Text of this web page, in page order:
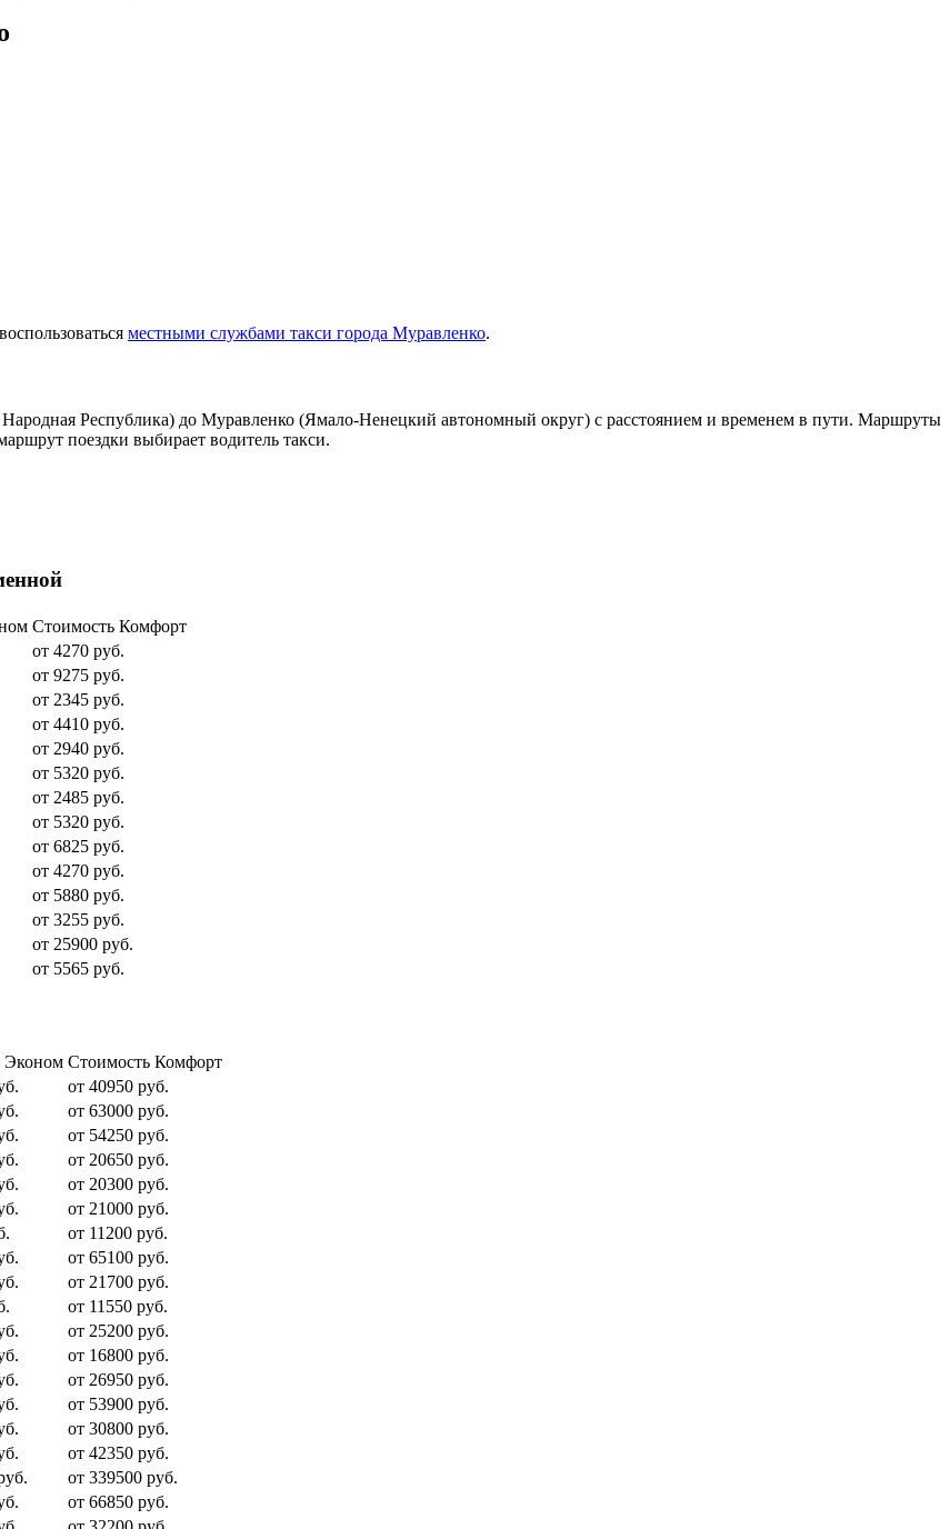
местными службами такси города Муравленко.
Республика) до Муравленко (Ямало-Ненецкий автономный округ) с расстоянием и временем в пути. Маршруты
поездки выбирает водитель такси.
Стоимость Комфорт
от 4270 руб.
от 9275 руб.
от 2345 руб.
от 4410 руб.
от 2940 руб.
от 5320 руб.
от 2485 руб.
от 5320 руб.
от 6825 руб.
от 4270 руб.
от 5880 руб.
от 3255 руб.
от 25900 руб.
от 5565 руб.
Эконом Стоимость Комфорт
от 40950 руб.
от 63000 руб.
от 54250 руб.
от 20650 руб.
от 20300 руб.
от 21000 руб.
от 11200 руб.
от 65100 руб.
от 21700 руб.
от 11550 руб.
от 25200 руб.
от 16800 руб.
от 26950 руб.
от 53900 руб.
от 30800 руб.
от 42350 руб.
от 339500 руб.
от 66850 руб.